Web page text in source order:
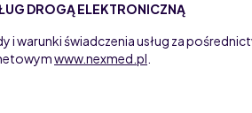
DROGĄ ELEKTRONICZNĄ
i warunki świadczenia usług za
www.nexmed.pl